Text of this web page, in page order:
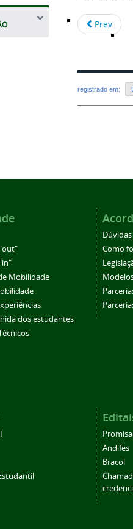
Prev
registrado em:
Mobilidade
dos estudantes
Como
Andifes
Bracol